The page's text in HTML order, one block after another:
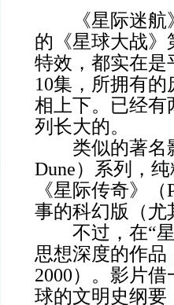
《星际迷航》
的《星球大战
特效，都实在是
10集，所拥有
相上下。已经有
列长大的。
类似的著名影
Dune）系列，
《星际传奇》
事的科幻版（尤
不过，在“星
思想深度的作品
2000）。影片
球的文明史纲要